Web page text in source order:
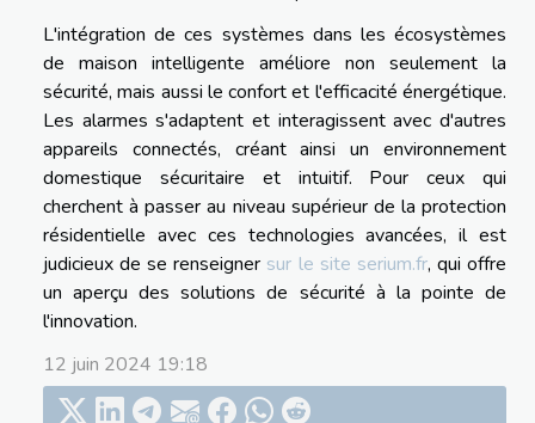
L'intégration de ces systèmes dans les écosystèmes
de maison intelligente améliore non seulement la
sécurité, mais aussi le confort et l'efficacité énergétique.
Les alarmes s'adaptent et interagissent avec d'autres
appareils connectés, créant ainsi un environnement
domestique sécuritaire et intuitif. Pour ceux qui
cherchent à passer au niveau supérieur de la protection
résidentielle avec ces technologies avancées, il est
judicieux de se renseigner sur le site serium.fr, qui offre
un aperçu des solutions de sécurité à la pointe de
l'innovation.
12 juin 2024 19:18